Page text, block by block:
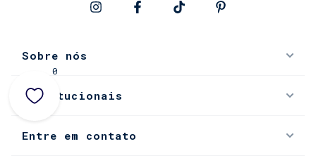
Sobre nós
Institucionais
Entre em contato
0